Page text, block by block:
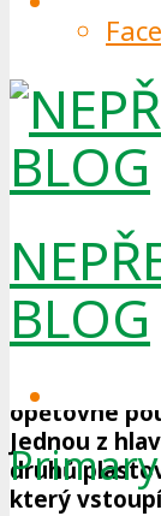
BLOG
Evropa
obaly
By
. Published
Europoslanci
která mají
snížit
opětovné
Jednou z
druhů
který